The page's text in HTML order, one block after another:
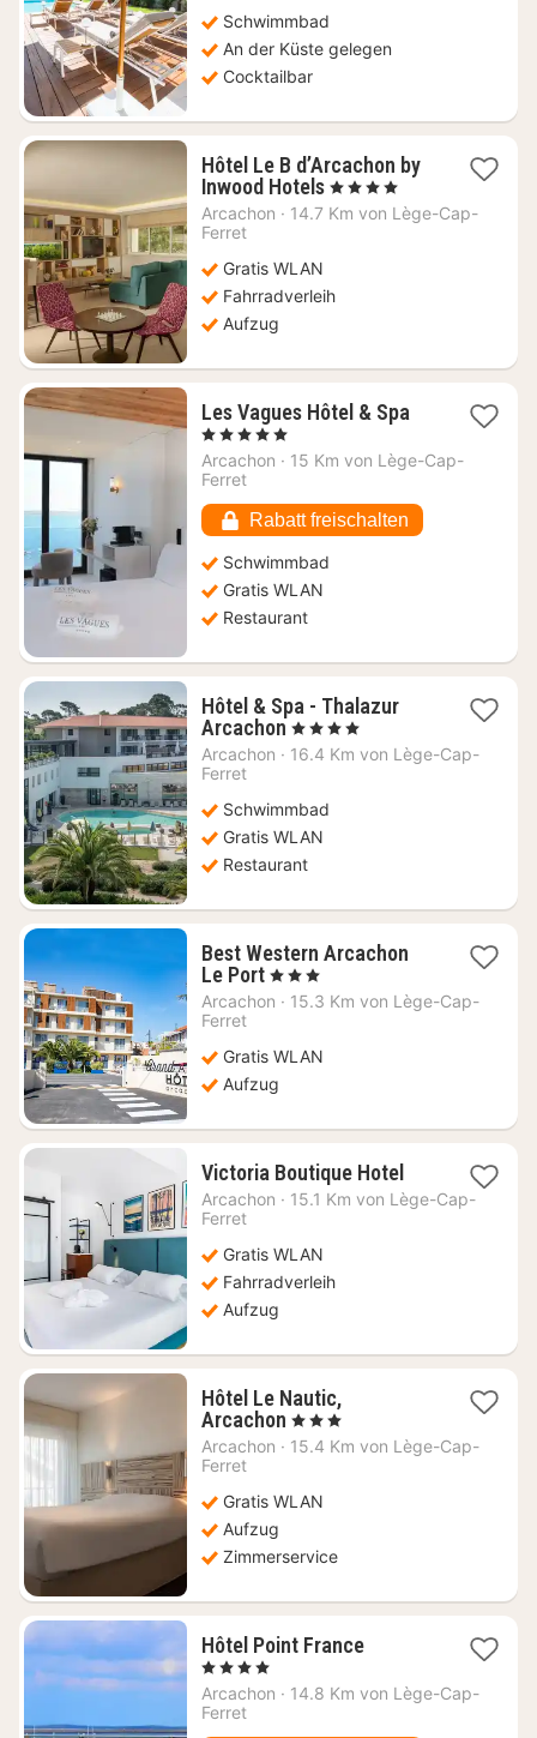
€
Schwimmbad
An der Küste gelegen
Cocktailbar
Hôtel Le B d’Arcachon by
Inwood Hotels1
Nacht
, 4 Sterne
Arcachon · 14.7 Km von Lège-Cap-
Ferret
Gratis WLAN
Fahrradverleih
Aufzug
Les Vagues Hôtel & Spa1
ab
408,23
, 5 Sterne
Arcachon · 15 Km von Lège-Cap-
Ferret
Rabatt freischalten
Schwimmbad
Gratis WLAN
Restaurant
Hôtel & Spa - Thalazur
Arcachon 1
Nacht
€
, 4 Sterne
Arcachon · 16.4 Km von Lège-Cap-
Ferret
Schwimmbad
Gratis WLAN
Restaurant
Best Western Arcachon
Le Port1
Nacht
€
, 3 Sterne
Arcachon · 15.3 Km von Lège-Cap-
Ferret
Gratis WLAN
Aufzug
Victoria Boutique Hotel1
Nacht
ab
Arcachon · 15.1 Km von Lège-Cap-
Ferret
Gratis WLAN
Fahrradverleih
Aufzug
Hôtel Le Nautic,
Arcachon 1
Nacht
€
, 3 Sterne
Arcachon · 15.4 Km von Lège-Cap-
Ferret
Gratis WLAN
Aufzug
Zimmerservice
Hôtel Point France1
ab
229,64
, 4 Sterne
Arcachon · 14.8 Km von Lège-Cap-
Ferret